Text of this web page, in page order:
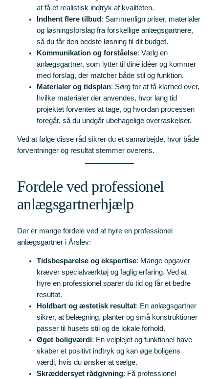
at få et realistisk indtryk af kvaliteten.
Indhent flere tilbud: Sammenlign priser, materialer
og løsningsforslag fra forskellige anlægsgartnere,
så du får den bedste løsning til dit budget.
Kommunikation og forståelse: Vælg en
anlægsgartner, som lytter til dine idéer og kommer
med forslag, der matcher både stil og funktion.
Materialer og tidsplan: Sørg for at få klarhed over,
hvilke materialer der anvendes, hvor lang tid
projektet forventes at tage, og hvordan processen
foregår, så du undgår ubehagelige overraskelser.
Ved at følge disse råd sikrer du et samarbejde, hvor både
forventninger og resultat stemmer overens.
Fordele ved professionel
anlægsgartnerhjælp
Der er mange fordele ved at hyre en professionel
anlægsgartner i Årslev:
Tidsbesparelse og ekspertise: Mange opgaver
kræver specialværktøj og faglig erfaring. Ved at
hyre en professionel sparer du tid og får et bedre
resultat.
Holdbart og æstetisk resultat: En anlægsgartner
sikrer, at belægning, planter og små konstruktioner
passer til husets stil og de lokale forhold.
Øget boligværdi: En velplejet og funktionel have
skaber et positivt indtryk og kan øge boligens
værdi, hvis du ønsker at sælge.
Skræddersyet rådgivning: Få professionel